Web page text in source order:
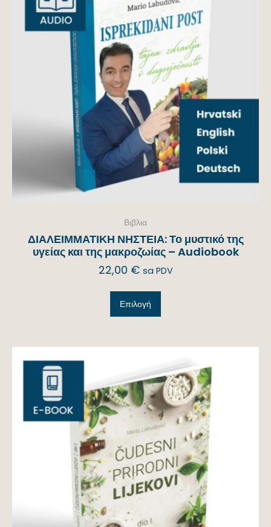
Βιβλια
ΔΙΑΛΕΙΜΜΑΤΙΚΗ ΝΗΣΤΕΙΑ: Το μυστικό της
υγείας και της μακροζωίας – Audiobook
22,00 € sa PDV
Επιλογή